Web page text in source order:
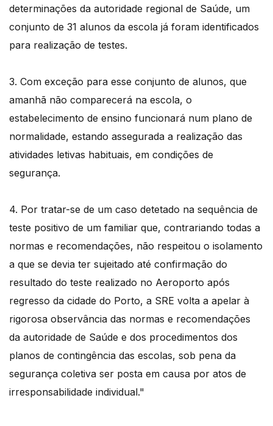
determinações da autoridade regional de Saúde, um
conjunto de 31 alunos da escola já foram identificados
para realização de testes.
3. Com exceção para esse conjunto de alunos, que
amanhã não comparecerá na escola, o
estabelecimento de ensino funcionará num plano de
normalidade, estando assegurada a realização das
atividades letivas habituais, em condições de
segurança.
4. Por tratar-se de um caso detetado na sequência de
teste positivo de um familiar que, contrariando todas a
normas e recomendações, não respeitou o isolamento
a que se devia ter sujeitado até confirmação do
resultado do teste realizado no Aeroporto após
regresso da cidade do Porto, a SRE volta a apelar à
rigorosa observância das normas e recomendações
da autoridade de Saúde e dos procedimentos dos
planos de contingência das escolas, sob pena da
segurança coletiva ser posta em causa por atos de
irresponsabilidade individual."